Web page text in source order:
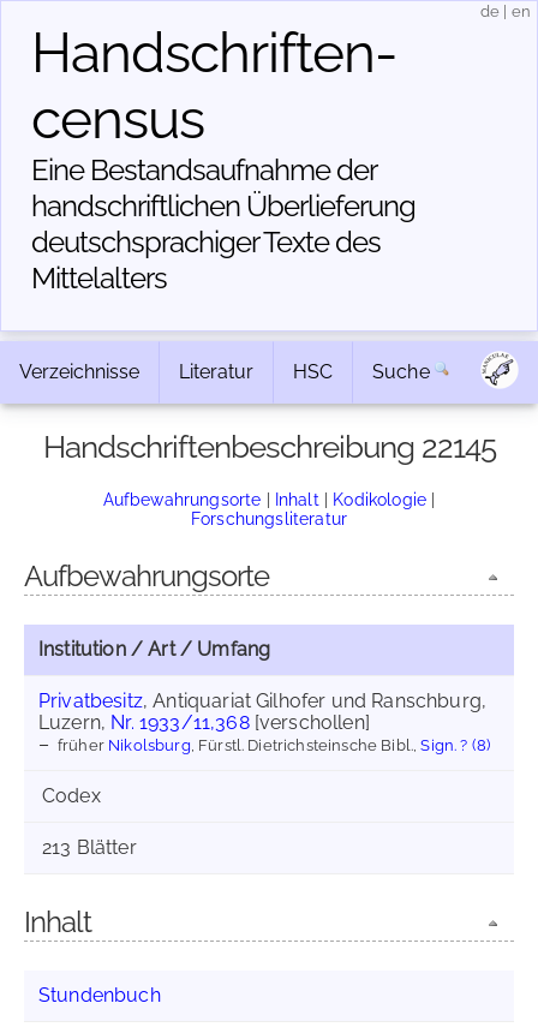
Handschriften­
census
Eine Bestandsaufnahme der
handschriftlichen Über­lieferung
deutschsprachiger Texte des
Mittelalters
de en
Verzeichnisse Literatur HSC Suche
Handschriftenbeschreibung 22145
Aufbewahrungsorte | Inhalt | Kodikologie |
Forschungsliteratur
Aufbewahrungsorte
Institution / Art / Umfang
Privatbesitz, Antiquariat Gilhofer und Ranschburg,
Luzern, Nr. 1933/11,368[verschollen]
früher Nikolsburg , Fürstl. Dietrichsteinsche Bibl.,Sign. ? (8)
Codex
213 Blätter
Inhalt
Stundenbuch